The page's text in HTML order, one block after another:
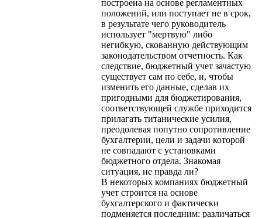
построена на основе регламентных
положений, или поступает не в срок,
в результате чего руководитель
использует "мертвую" либо
негибкую, скованную действующим
законодательством отчетность. Как
следствие, бюджетный учет зачастую
существует сам по себе, и, чтобы
изменить его данные, сделав их
пригодными для бюджетирования,
соответствующей службе приходится
прилагать титанические усилия,
преодолевая попутно сопротивление
бухгалтерии, цели и задачи которой
не совпадают с установками
бюджетного отдела. Знакомая
ситуация, не правда ли?
В некоторых компаниях бюджетный
учет строится на основе
бухгалтерского и фактически
подменяется последним: различаться